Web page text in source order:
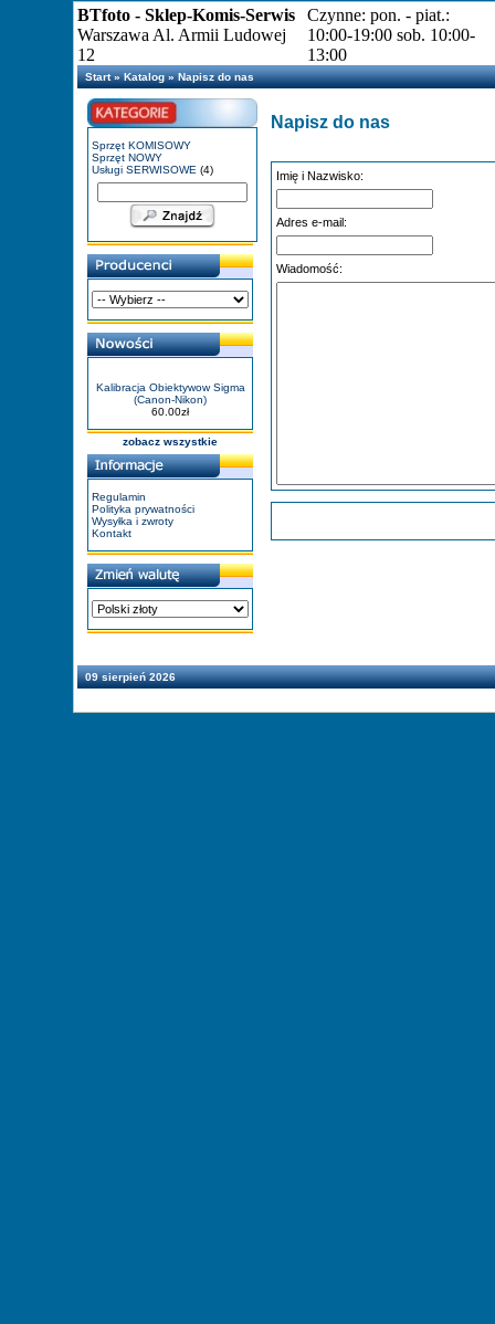
BTfoto - Sklep-Komis-Serwis
Warszawa Al. Armii Ludowej
12
Czynne: pon. - piat.:
10:00-19:00 sob. 10:00-
13:00
Start»Katalog»Napisz do nas
Sprzęt KOMISOWY
Sprzęt NOWY
Usługi SERWISOWE (4)
Kalibracja Obiektywow Sigma
(Canon-Nikon)
60.00zł
zobacz wszystkie
Regulamin
Polityka prywatności
Wysyłka i zwroty
Kontakt
Napisz do nas
Imię i Nazwisko:
Adres e-mail:
Wiadomość:
09 sierpień 2026